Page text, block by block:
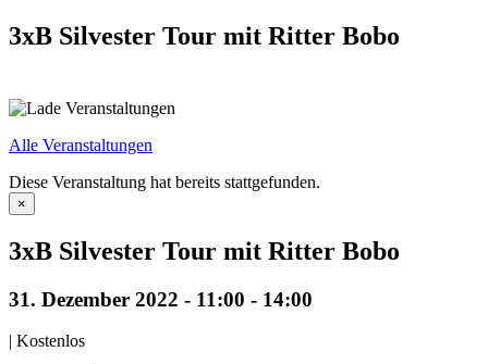
3xB Silvester Tour mit Ritter Bobo
Alle Veranstaltungen
Diese Veranstaltung hat bereits stattgefunden.
×
3xB Silvester Tour mit Ritter Bobo
31. Dezember 2022 - 11:00 - 14:00
| Kostenlos